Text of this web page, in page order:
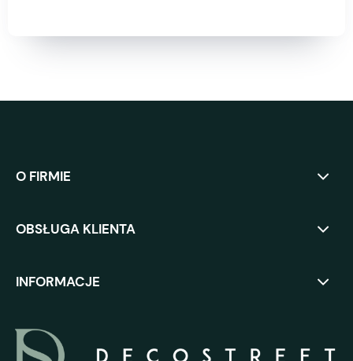
O FIRMIE
OBSŁUGA KLIENTA
INFORMACJE